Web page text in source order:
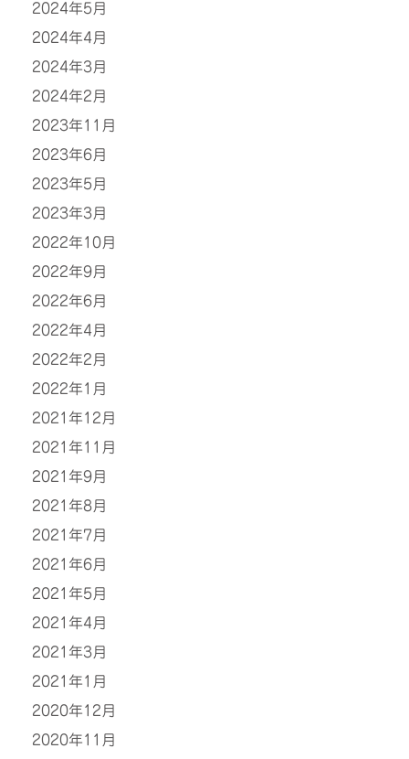
2024年5月
2024年4月
2024年3月
2024年2月
2023年11月
2023年6月
2023年5月
2023年3月
2022年10月
2022年9月
2022年6月
2022年4月
2022年2月
2022年1月
2021年12月
2021年11月
2021年9月
2021年8月
2021年7月
2021年6月
2021年5月
2021年4月
2021年3月
2021年1月
2020年12月
2020年11月